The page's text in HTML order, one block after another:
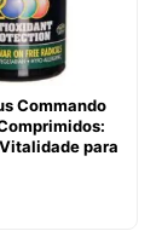
Commando
para